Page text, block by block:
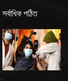
সর্বাধিক পঠিত